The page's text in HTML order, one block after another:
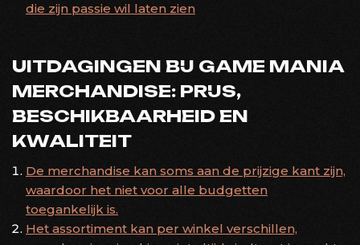
die zijn passie wil laten zien
UITDAGINGEN BIJ GAME MANIA
MERCHANDISE: PRIJS,
BESCHIKBAARHEID EN
KWALITEIT
De merchandise kan soms aan de prijzige kant zijn,
waardoor het niet voor alle budgetten
toegankelijk is.
Het assortiment kan per winkel verschillen,